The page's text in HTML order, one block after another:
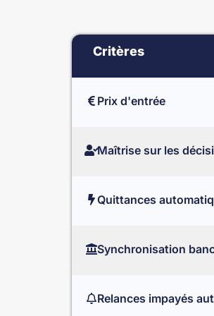
Critères
Prix d'entrée
Maîtrise sur les
Quittances
Synchronisation
Relances impayés